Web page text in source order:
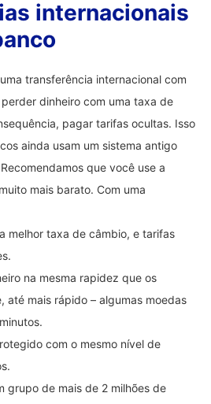
internacionais
transferência internacional com
dinheiro com uma taxa de
pagar tarifas ocultas. Isso
ainda usam um sistema antigo
que você use a
mais barato. Com uma
melhor taxa de câmbio, e tarifas
na mesma rapidez que os
até mais rápido – algumas moedas
com o mesmo nível de
grupo de mais de 2 milhões de